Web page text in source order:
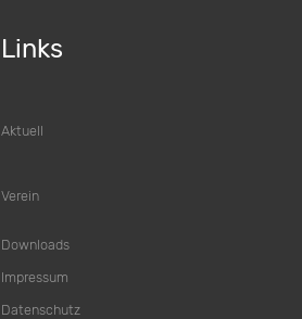
Links
Aktuell
Verein
Downloads
Impressum
Datenschutz